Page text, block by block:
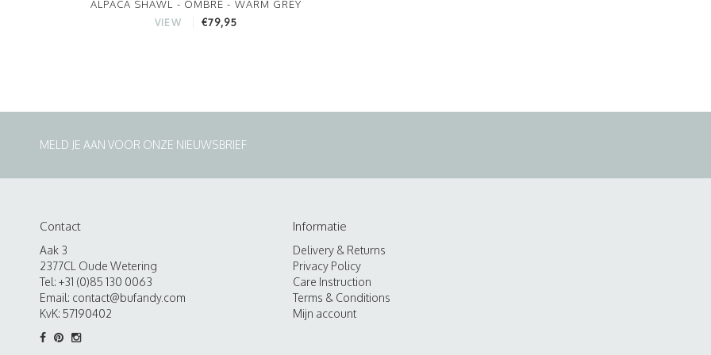
ALPACA SHAWL - OMBRE - WARM GREY
VIEW €79,95
MELD JE AAN VOOR ONZE NIEUWSBRIEF
Contact
Aak 3
2377CL Oude Wetering
Tel: +31 (0)85 130 0063
Email: contact@bufandy.com
KvK: 57190402
Informatie
Delivery & Returns
Privacy Policy
Care Instruction
Terms & Conditions
Mijn account